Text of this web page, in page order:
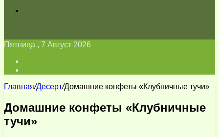
Пятница , 7 Август 2026
Главная/Десерт/Домашние конфеты «Клубничные тучи»
Домашние конфеты «Клубничные
тучи»